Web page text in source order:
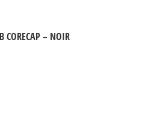
CORECAP – NOIR